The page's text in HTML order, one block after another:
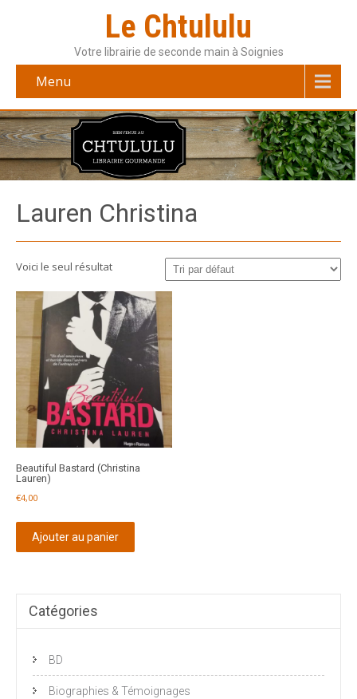
Le Chtululu
Votre librairie de seconde main à Soignies
Menu
Lauren Christina
Voici le seul résultat
Beautiful Bastard (Christina
Lauren)
€4,00
Ajouter au panier
Catégories
BD
Biographies & Témoignages